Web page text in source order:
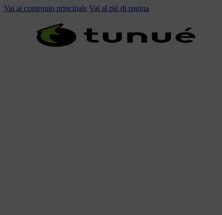
Vai al contenuto principale Vai al piè di pagina